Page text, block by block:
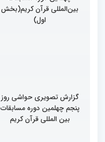
بین‌المللی قرآن کریم(بخش
اول)
گزارش تصویری حواشی روز
پنجم چهلمین دوره مسابقات
بین المللی قرآن کریم